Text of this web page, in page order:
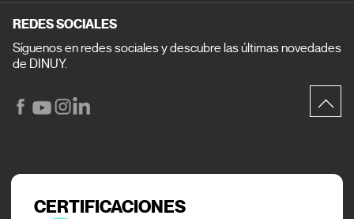
REDES SOCIALES
Síguenos en redes sociales y descubre las últimas novedades
de DINUY.
CERTIFICACIONES